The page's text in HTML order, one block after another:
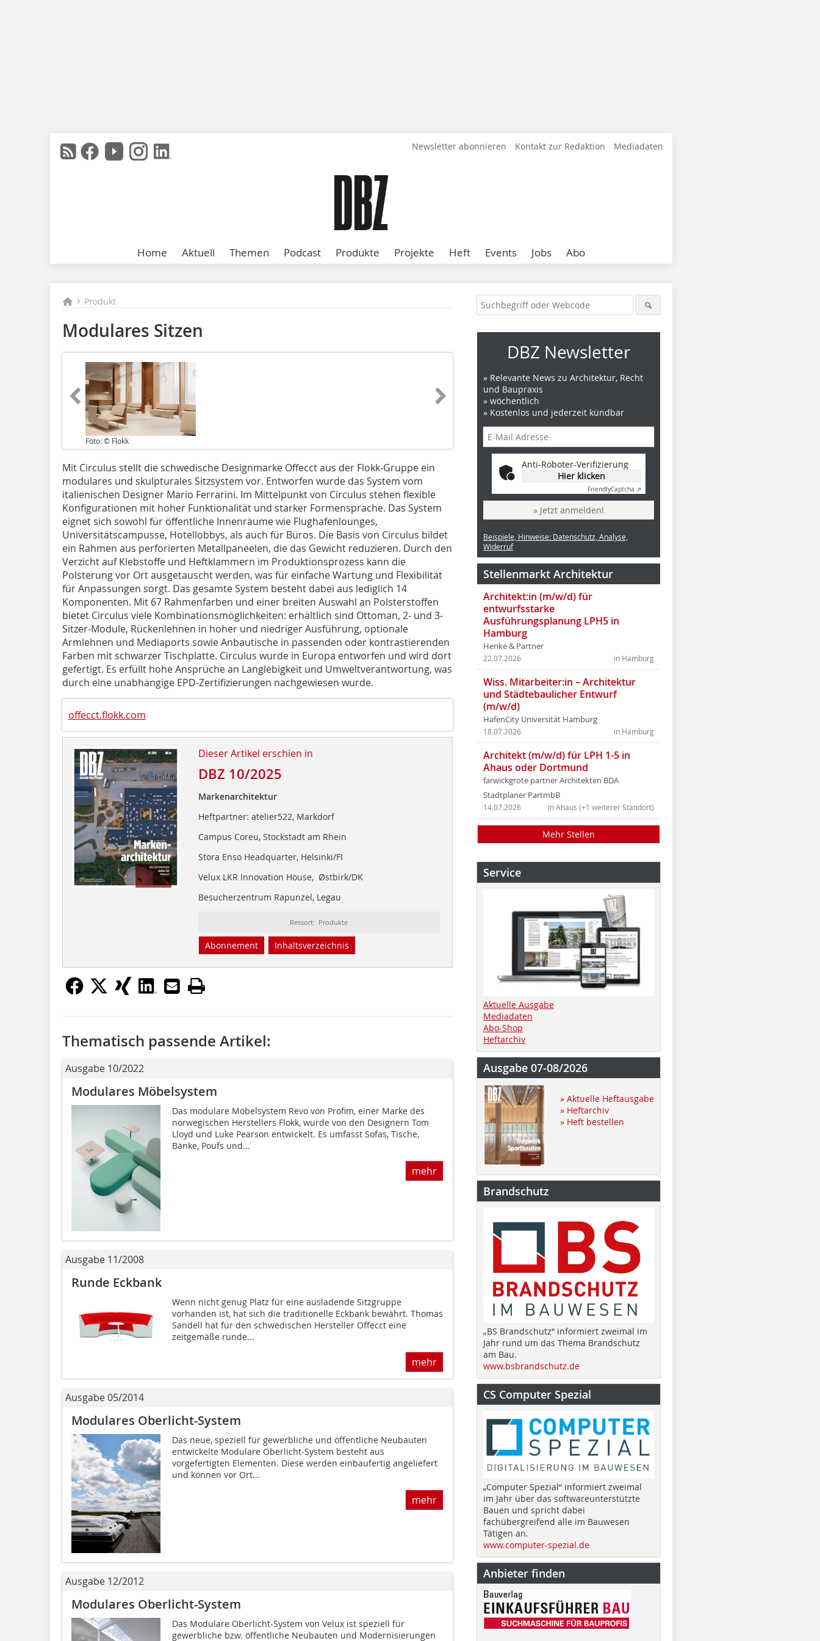
Newsletter abonnieren Kontakt zur Redaktion Mediadaten
Home Aktuell Themen Podcast Produkte Projekte Heft Events Jobs Abo
Produkt
Modulares Sitzen
Foto: © Flokk
Mit Circulus stellt die schwedische Designmarke Offecct aus der Flokk-Gruppe ein
modulares und skulpturales Sitzsystem vor. Entworfen wurde das System vom
italienischen Designer Mario Ferrarini. Im Mittelpunkt von Circulus stehen flexible
Konfigurationen mit hoher Funktionalität und starker Formensprache. Das System
eignet sich sowohl für öffentliche Innenräume wie Flughafenlounges,
Universitätscampusse, Hotellobbys, als auch für Büros. Die Basis von Circulus bildet
ein Rahmen aus perforierten Metallpaneelen, die das Gewicht reduzieren. Durch den
Verzicht auf Klebstoffe und Heftklammern im Produktionsprozess kann die
Polsterung vor Ort ausgetauscht werden, was für einfache Wartung und Flexibilität
für Anpassungen sorgt. Das gesamte System besteht dabei aus lediglich 14
Komponenten. Mit 67 Rahmenfarben und einer breiten Auswahl an Polsterstoffen
bietet Circulus viele Kombinationsmöglichkeiten: erhältlich sind Ottoman, 2- und 3-
Sitzer-Module, Rückenlehnen in hoher und niedriger Ausführung, optionale
Armlehnen und Mediaports sowie Anbautische in passenden oder kontrastierenden
Farben mit schwarzer Tischplatte. Circulus wurde in Europa entworfen und wird dort
gefertigt. Es erfüllt hohe Ansprüche an Langlebigkeit und Umweltverantwortung, was
durch eine unabhängige EPD-Zertifizierungen nachgewiesen wurde.
offecct.flokk.com
Dieser Artikel erschien in
DBZ 10/2025
Markenarchitektur
Heftpartner: atelier522, Markdorf
Campus Coreu, Stockstadt am Rhein
Stora Enso Headquarter, Helsinki/FI
Velux LKR Innovation House, Østbirk/DK
Besucherzentrum Rapunzel, Legau
Ressort: Produkte
Abonnement Inhaltsverzeichnis
Thematisch passende Artikel:
Ausgabe 10/2022
Modulares Möbelsystem
Das modulare Möbelsystem Revo von Profim, einer Marke des
norwegischen Herstellers Flokk, wurde von den Designern Tom
Lloyd und Luke Pearson entwickelt. Es umfasst Sofas, Tische,
Bänke, Poufs und...
mehr
Ausgabe 11/2008
Runde Eckbank
Wenn nicht genug Platz für eine ausladende Sitzgruppe
vorhanden ist, hat sich die traditionelle Eckbank bewährt. Thomas
Sandell hat für den schwedischen Hersteller Offecct eine
zeitgemäße runde...
mehr
Ausgabe 05/2014
Modulares Oberlicht-System
Das neue, speziell für gewerbliche und öffentliche Neubauten
entwickelte Modulare Oberlicht-System besteht aus
vorgefertigten Elementen. Diese werden einbaufertig angeliefert
und können vor Ort...
mehr
Ausgabe 12/2012
Modulares Oberlicht-System
Das Modulare Oberlicht-System von Velux ist speziell für
gewerbliche bzw. öffentliche Neubauten und Modernisierungen
DBZ Newsletter
» Relevante News zu Architektur, Recht
und Baupraxis
» wöchentlich
» Kostenlos und jederzeit kündbar
Anti-Roboter-Verifizierung
Hier klicken
FriendlyCaptcha ⇗
» Jetzt anmelden!
Beispiele, Hinweise: Datenschutz, Analyse,
Widerruf
Stellenmarkt Architektur
Architekt:in (m/w/d) für
entwurfsstarke
Ausführungsplanung LPH5 in
Hamburg
Henke & Partner
in Hamburg
22.07.2026
Wiss. Mitarbeiter:in – Architektur
und Städtebaulicher Entwurf
(m/w/d)
HafenCity Universität Hamburg
in Hamburg
18.07.2026
Architekt (m/w/d) für LPH 1-5 in
Ahaus oder Dortmund
farwickgrote partner Architekten BDA
Stadtplaner PartmbB
in Ahaus (+1 weiterer Standort)
14.07.2026
Mehr Stellen
Service
Aktuelle Ausgabe
Mediadaten
Abo-Shop
Heftarchiv
Ausgabe 07-08/2026
» Aktuelle Heftausgabe
» Heftarchiv
» Heft bestellen
Brandschutz
„BS Brandschutz“ informiert zweimal im
Jahr rund um das Thema Brandschutz
am Bau.
www.bsbrandschutz.de
CS Computer Spezial
„Computer Spezial“ informiert zweimal
im Jahr über das softwareunterstützte
Bauen und spricht dabei
fachübergreifend alle im Bauwesen
Tätigen an.
www.computer-spezial.de
Anbieter finden